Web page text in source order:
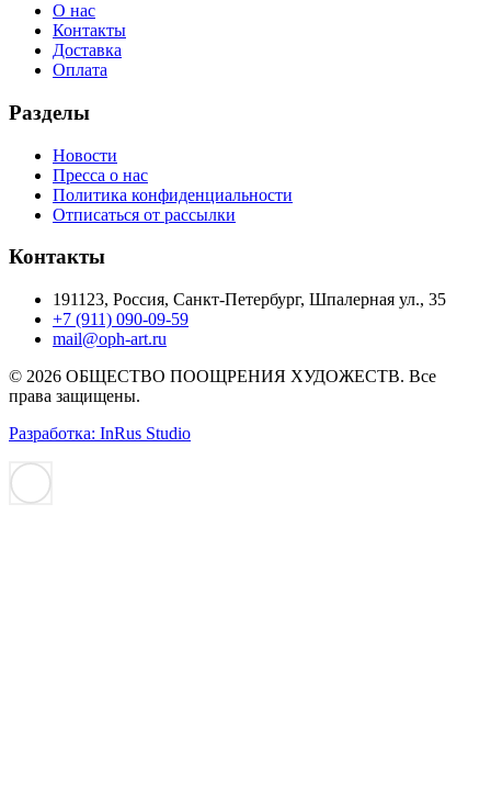
О нас
Контакты
Доставка
Оплата
Разделы
Новости
Пресса о нас
Политика конфиденциальности
Отписаться от рассылки
Контакты
191123, Россия, Санкт-Петербург, Шпалерная ул., 35
+7 (911) 090-09-59
mail@oph-art.ru
© 2026 ОБЩЕСТВО ПООЩРЕНИЯ ХУДОЖЕСТВ. Все
права защищены.
Разработка: InRus Studio